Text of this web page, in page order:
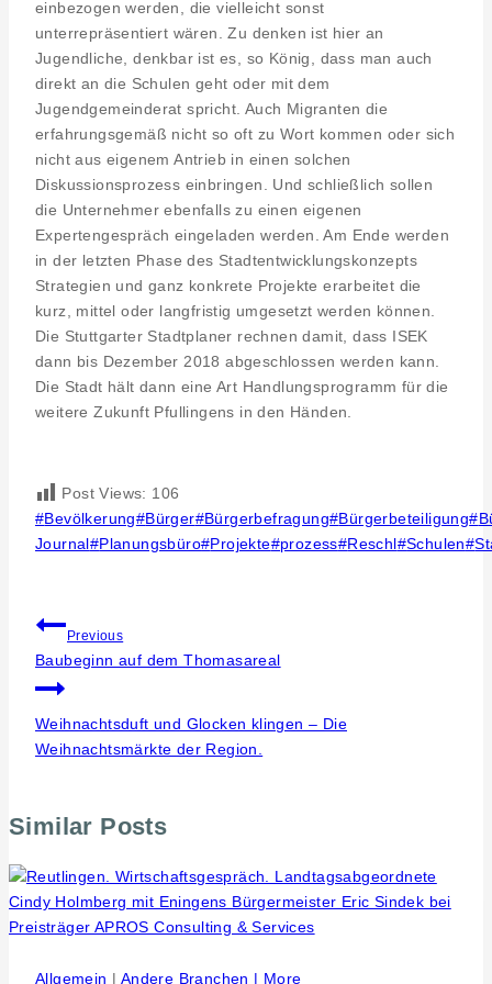
einbezogen werden, die vielleicht sonst
unterrepräsentiert wären. Zu denken ist hier an
Jugendliche, denkbar ist es, so König, dass man auch
direkt an die Schulen geht oder mit dem
Jugendgemeinderat spricht. Auch Migranten die
erfahrungsgemäß nicht so oft zu Wort kommen oder sich
nicht aus eigenem Antrieb in einen solchen
Diskussionsprozess einbringen. Und schließlich sollen
die Unternehmer ebenfalls zu einen eigenen
Expertengespräch eingeladen werden. Am Ende werden
in der letzten Phase des Stadtentwicklungskonzepts
Strategien und ganz konkrete Projekte erarbeitet die
kurz, mittel oder langfristig umgesetzt werden können.
Die Stuttgarter Stadtplaner rechnen damit, dass ISEK
dann bis Dezember 2018 abgeschlossen werden kann.
Die Stadt hält dann eine Art Handlungsprogramm für die
weitere Zukunft Pfullingens in den Händen.
Post Views: 106
Post
Tags:
#Bevölkerung#Bürger#Bürgerbefragung#Bürgerbeteiligung#
Journal#Planungsbüro#Projekte#prozess#Reschl#Schulen#
Beitragsnavigation
Previous
Baubeginn auf dem Thomasareal
Weihnachtsduft und Glocken klingen – Die
Weihnachtsmärkte der Region.
Similar Posts
Allgemein | Andere Branchen | More